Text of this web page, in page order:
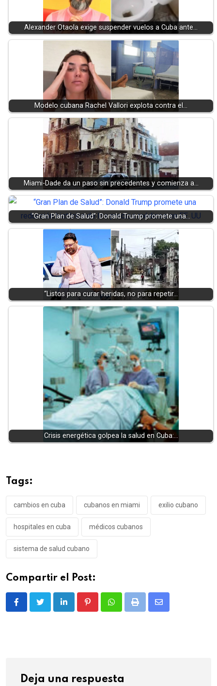
Alexander Otaola exige suspender vuelos a Cuba ante…
Modelo cubana Rachel Vallori explota contra el…
Miami-Dade da un paso sin precedentes y comienza a…
“Gran Plan de Salud”: Donald Trump promete una…
“Listos para curar heridas, no para repetir…
Crisis energética golpea la salud en Cuba:…
Tags:
cambios en cuba cubanos en miami exilio cubano
hospitales en cuba médicos cubanos
sistema de salud cubano
Compartir el Post:
LinkedIn PinterestWhatsappPrint
Share
Deja una respuesta